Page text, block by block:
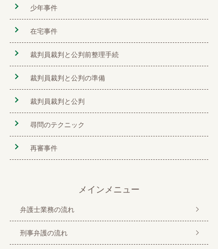
少年事件
在宅事件
裁判員裁判と公判前整理手続
裁判員裁判と公判の準備
裁判員裁判と公判
尋問のテクニック
再審事件
メインメニュー
弁護士業務の流れ
刑事弁護の流れ